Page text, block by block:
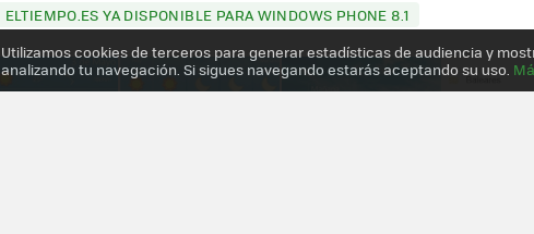
ELTIEMPO.ES YA DISPONIBLE PARA WINDOWS PHONE 8.1
Utilizamos cookies de terceros para generar estadísticas de audiencia y
analizando tu navegación. Si sigues navegando estarás aceptando su uso.